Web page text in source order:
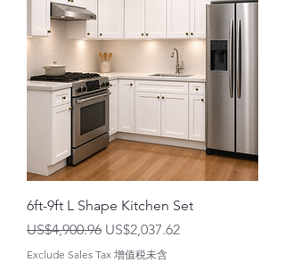
6ft-9ft L Shape Kitchen Set
一般價格
US$4,900.96 促銷價格
US$2,037.62
Exclude Sales Tax 增值税未含